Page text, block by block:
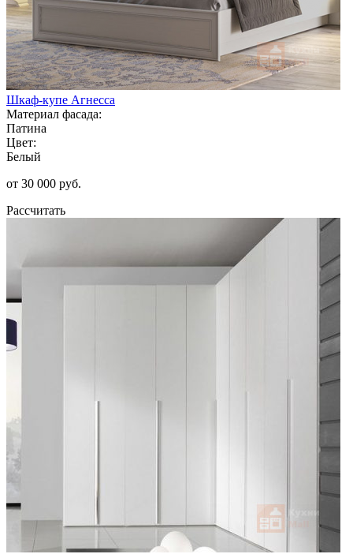
Шкаф-купе Агнесса
Материал фасада:
Патина
Цвет:
Белый
от 30 000 руб.
Рассчитать